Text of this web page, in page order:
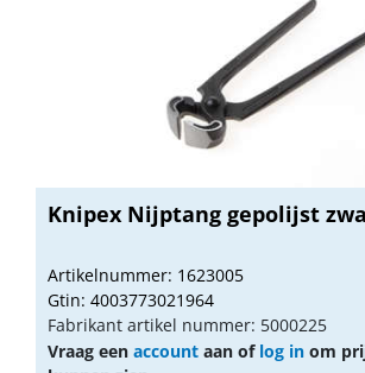
Knipex Nijptang gepolijst
Artikelnummer: 1623005
Gtin: 4003773021964
Fabrikant artikel nummer: 5000225
Vraag een account aan of log in om